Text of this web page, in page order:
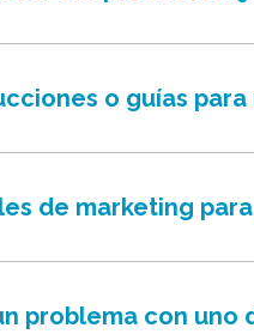
o guías para
de marketing
problema con uno